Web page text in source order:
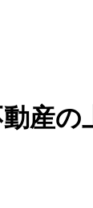
産の